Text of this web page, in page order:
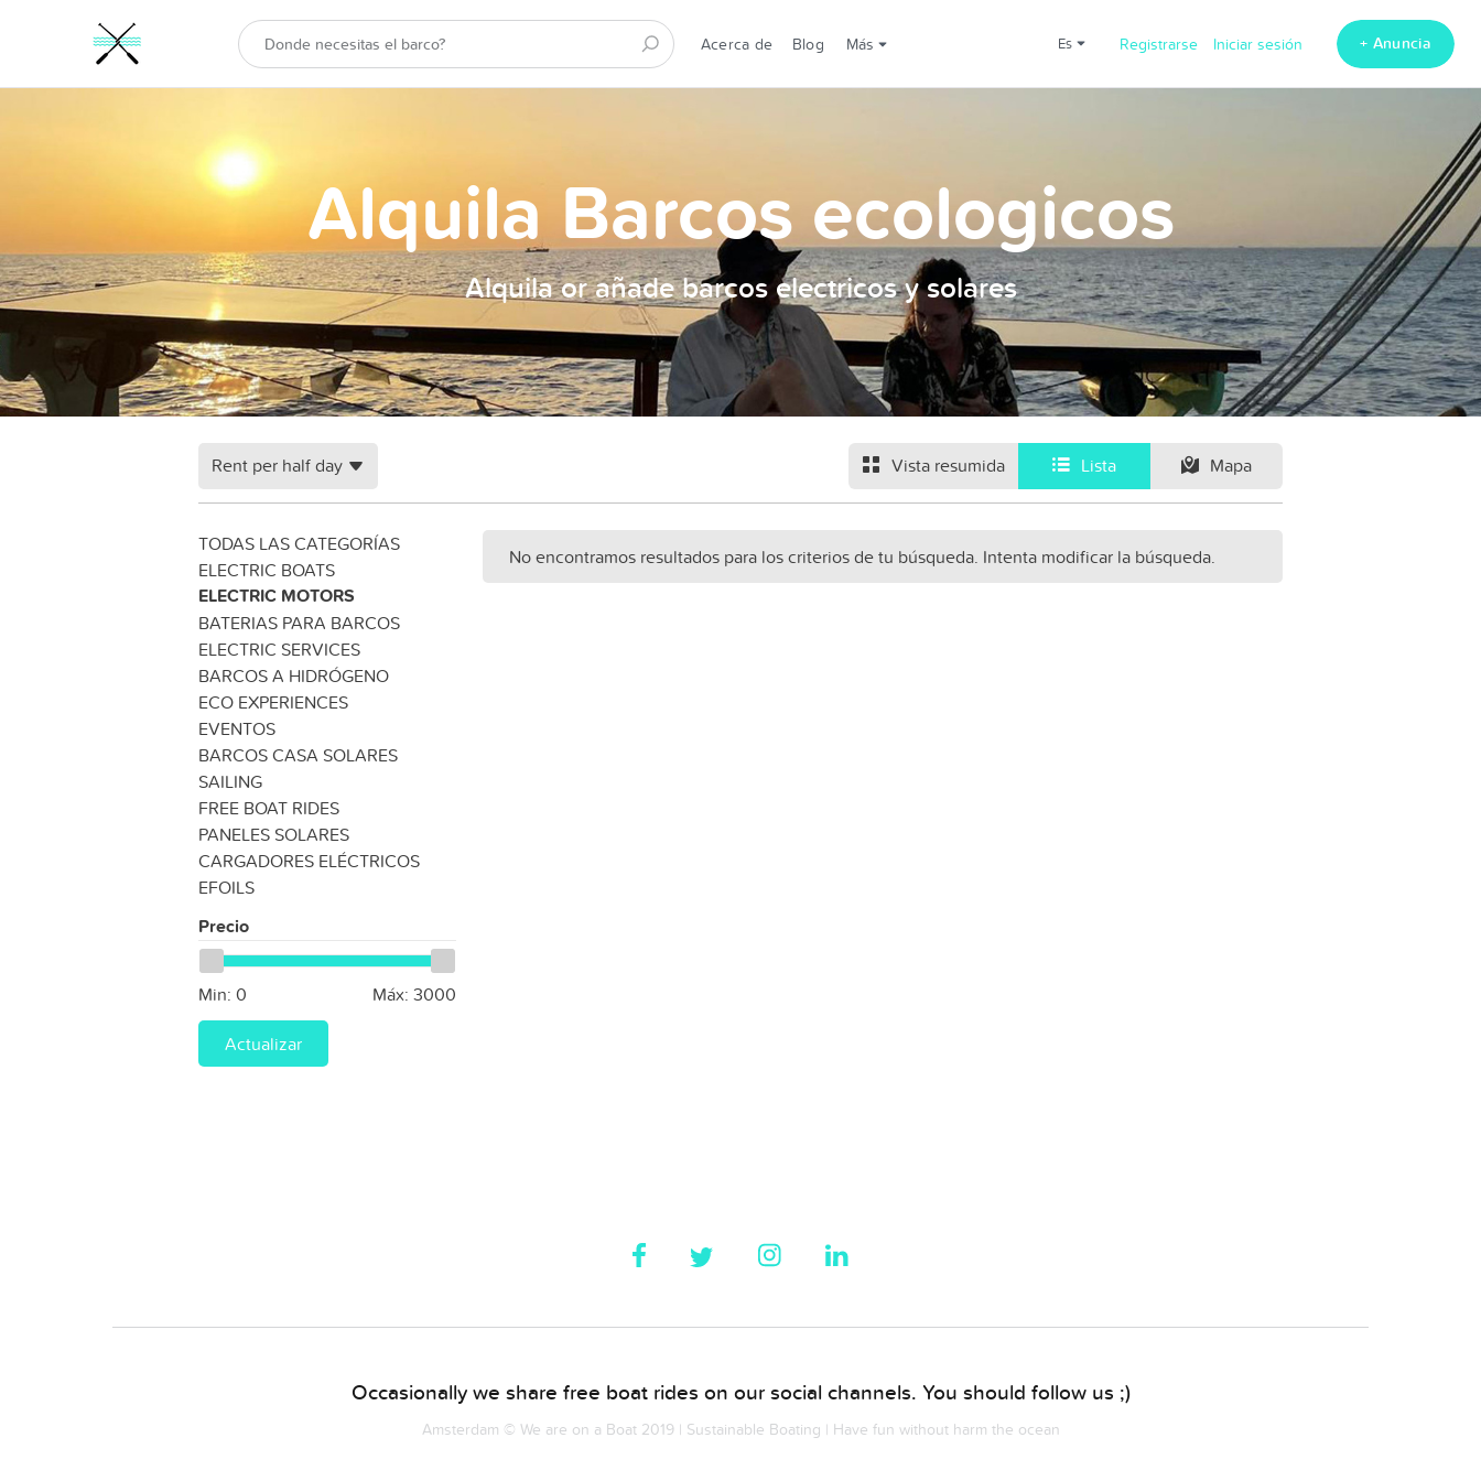
Acerca de Blog Más es Registrarse Iniciar sesión + Anuncia
Alquila Barcos ecologicos
Alquila or añade barcos electricos y solares
Vista resumida Lista Mapa
Rent per half day
TODAS LAS CATEGORÍAS
ELECTRIC BOATS
ELECTRIC MOTORS
BATERIAS PARA BARCOS
ELECTRIC SERVICES
BARCOS A HIDRÓGENO
ECO EXPERIENCES
EVENTOS
BARCOS CASA SOLARES
SAILING
FREE BOAT RIDES
PANELES SOLARES
CARGADORES ELÉCTRICOS
EFOILS
Precio
Min: 0 Máx: 3000
Actualizar
No encontramos resultados para los criterios de tu búsqueda. Intenta modificar la búsqueda.
Occasionally we share free boat rides on our social channels. You should follow us ;)
Amsterdam © We are on a Boat 2019 | Sustainable Boating | Have fun without harm the ocean